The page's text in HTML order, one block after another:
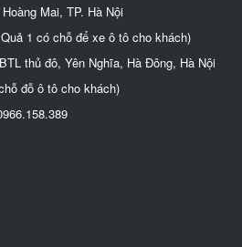
Mai, TP. Hà Nội
1 có chỗ để xe ô tô cho khách)
thủ đô, Yên Nghĩa, Hà Đông, Hà Nội
đỗ ô tô cho khách)